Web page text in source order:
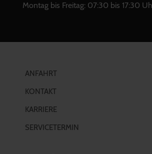
Montag bis Freitag: 07:30 bis 17:30
ANFAHRT
KONTAKT
KARRIERE
SERVICETERMIN